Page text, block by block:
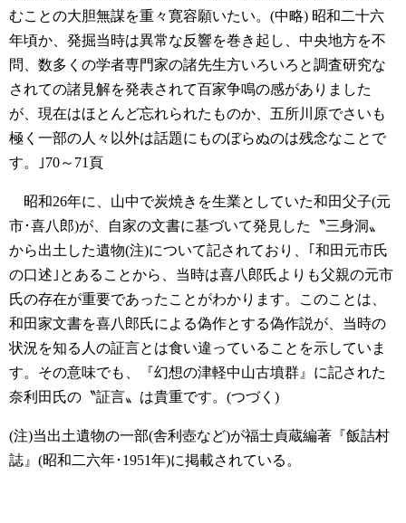
むことの大胆無謀を重々寛容願いたい。(中略) 昭和二十六
年頃か、発掘当時は異常な反響を巻き起し、中央地方を不
問、数多くの学者専門家の諸先生方いろいろと調査研究な
されての諸見解を発表されて百家争鳴の感がありました
が、現在はほとんど忘れられたものか、五所川原でさいも
極く一部の人々以外は話題にものぼらぬのは残念なことで
す。｣70～71頁
昭和26年に、山中で炭焼きを生業としていた和田父子(元
市･喜八郎)が、自家の文書に基づいて発見した〝三身洞〟
から出土した遺物(注)について記されており、｢和田元市氏
の口述｣とあることから、当時は喜八郎氏よりも父親の元市
氏の存在が重要であったことがわかります。このことは、
和田家文書を喜八郎氏による偽作とする偽作説が、当時の
状況を知る人の証言とは食い違っていることを示していま
す。その意味でも、『幻想の津軽中山古墳群』に記された
奈利田氏の〝証言〟は貴重です。(つづく)
(注)当出土遺物の一部(舎利壺など)が福士貞蔵編著『飯詰村
誌』(昭和二六年･1951年)に掲載されている。